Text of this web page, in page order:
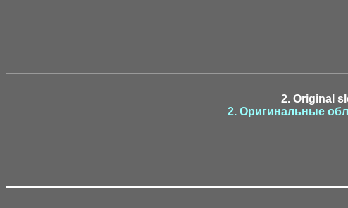
2. Original
2. Оригинальные